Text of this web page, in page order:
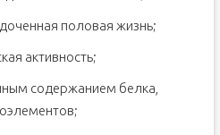
половая жизнь;
активность;
содержанием белка,